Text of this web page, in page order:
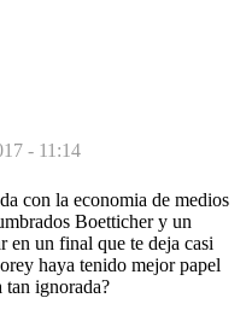
- 11:14
con la economia de medios
Boetticher y un
en un final que te deja casi
haya tenido mejor papel
tan ignorada?